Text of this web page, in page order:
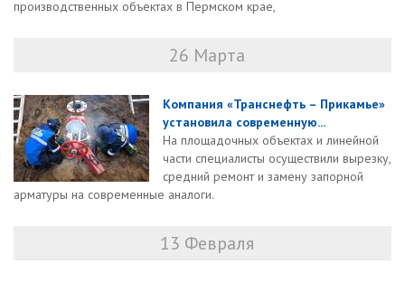
производственных объектах в Пермском крае,
26 Марта
Компания «Транснефть – Прикамье»
установила современную...
На площадочных объектах и линейной
части специалисты осуществили вырезку,
средний ремонт и замену запорной
арматуры на современные аналоги.
13 Февраля